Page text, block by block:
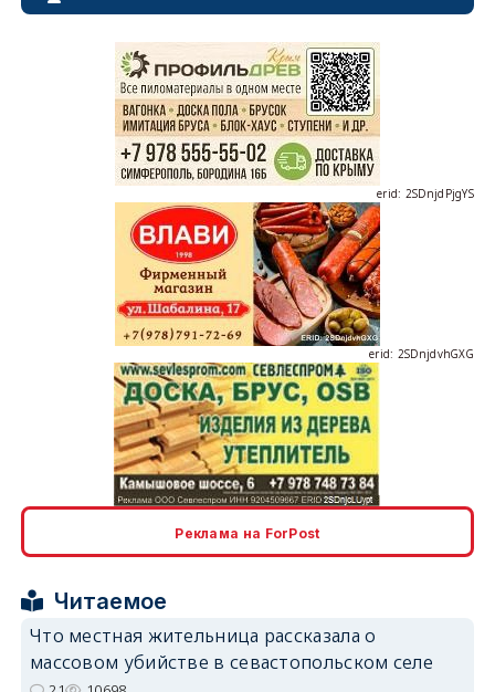
erid: 2SDnjdvhGXG
erid: 2SDnjcLUypt
Реклама на ForPost
Читаемое
Что местная жительница рассказала о
массовом убийстве в севастопольском селе